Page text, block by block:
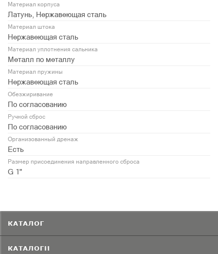
Материал корпуса
Латунь, Нержавеющая сталь
Материал штока
Нержавеющая сталь
Материал уплотнения сальника
Металл по металлу
Материал пружины
Нержавеющая сталь
Обезжиривание
По согласованию
Ручной сброс
По согласованию
Организованный дренаж
Есть
Размер присоединения направленного сброса
G 1"
КАТАЛОГ
КАТАЛОГИ